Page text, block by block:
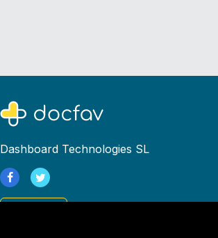
Dashboard Technologies SL